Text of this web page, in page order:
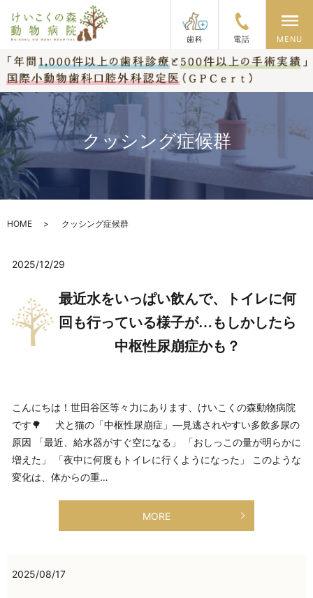
歯科 電話
メ
MENU
クッシング症候群
HOME クッシング症候群
2025/12/29
最近水をいっぱい飲んで、トイレに何
回も行っている様子が…もしかしたら
中枢性尿崩症かも？
こんにちは！世田谷区等々力にあります、けいこくの森動物病院
です🌳 犬と猫の「中枢性尿崩症」―見逃されやすい多飲多尿の
原因 「最近、給水器がすぐ空になる」 「おしっこの量が明らかに
増えた」 「夜中に何度もトイレに行くようになった」 このような
変化は、体からの重…
MORE
2025/08/17